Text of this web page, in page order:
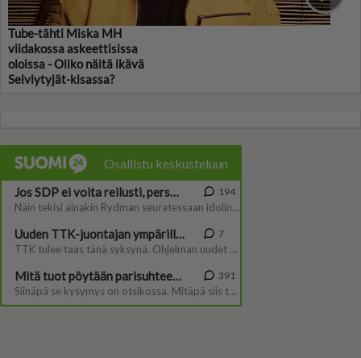
Tube-tähti Miska MH
viidakossa askeettisissa
oloissa - Oliko näitä ikävä
Selviytyjät-kisassa?